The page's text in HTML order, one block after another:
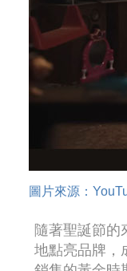
圖片來源：
隨著聖誕節的
地點亮品牌，